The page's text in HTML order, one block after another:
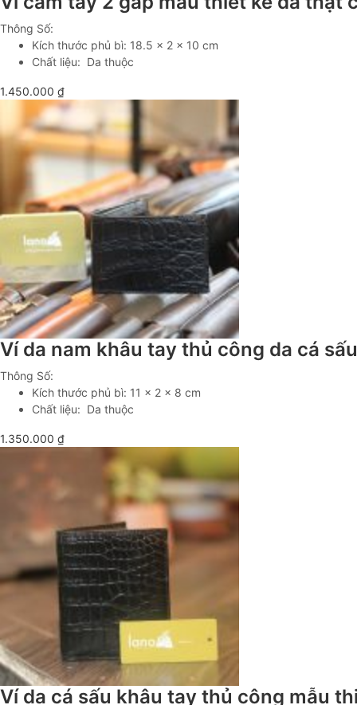
Thông Số:
Kích thước phủ bì: 18.5 x 2 x 10 cm
Chất liệu: Da thuộc
1.450.000 ₫
Ví da nam khâu tay thủ công da cá
Thông Số:
Kích thước phủ bì: 11 x 2 x 8 cm
Chất liệu: Da thuộc
1.350.000 ₫
Ví da cá sấu khâu tay thủ công mẫu